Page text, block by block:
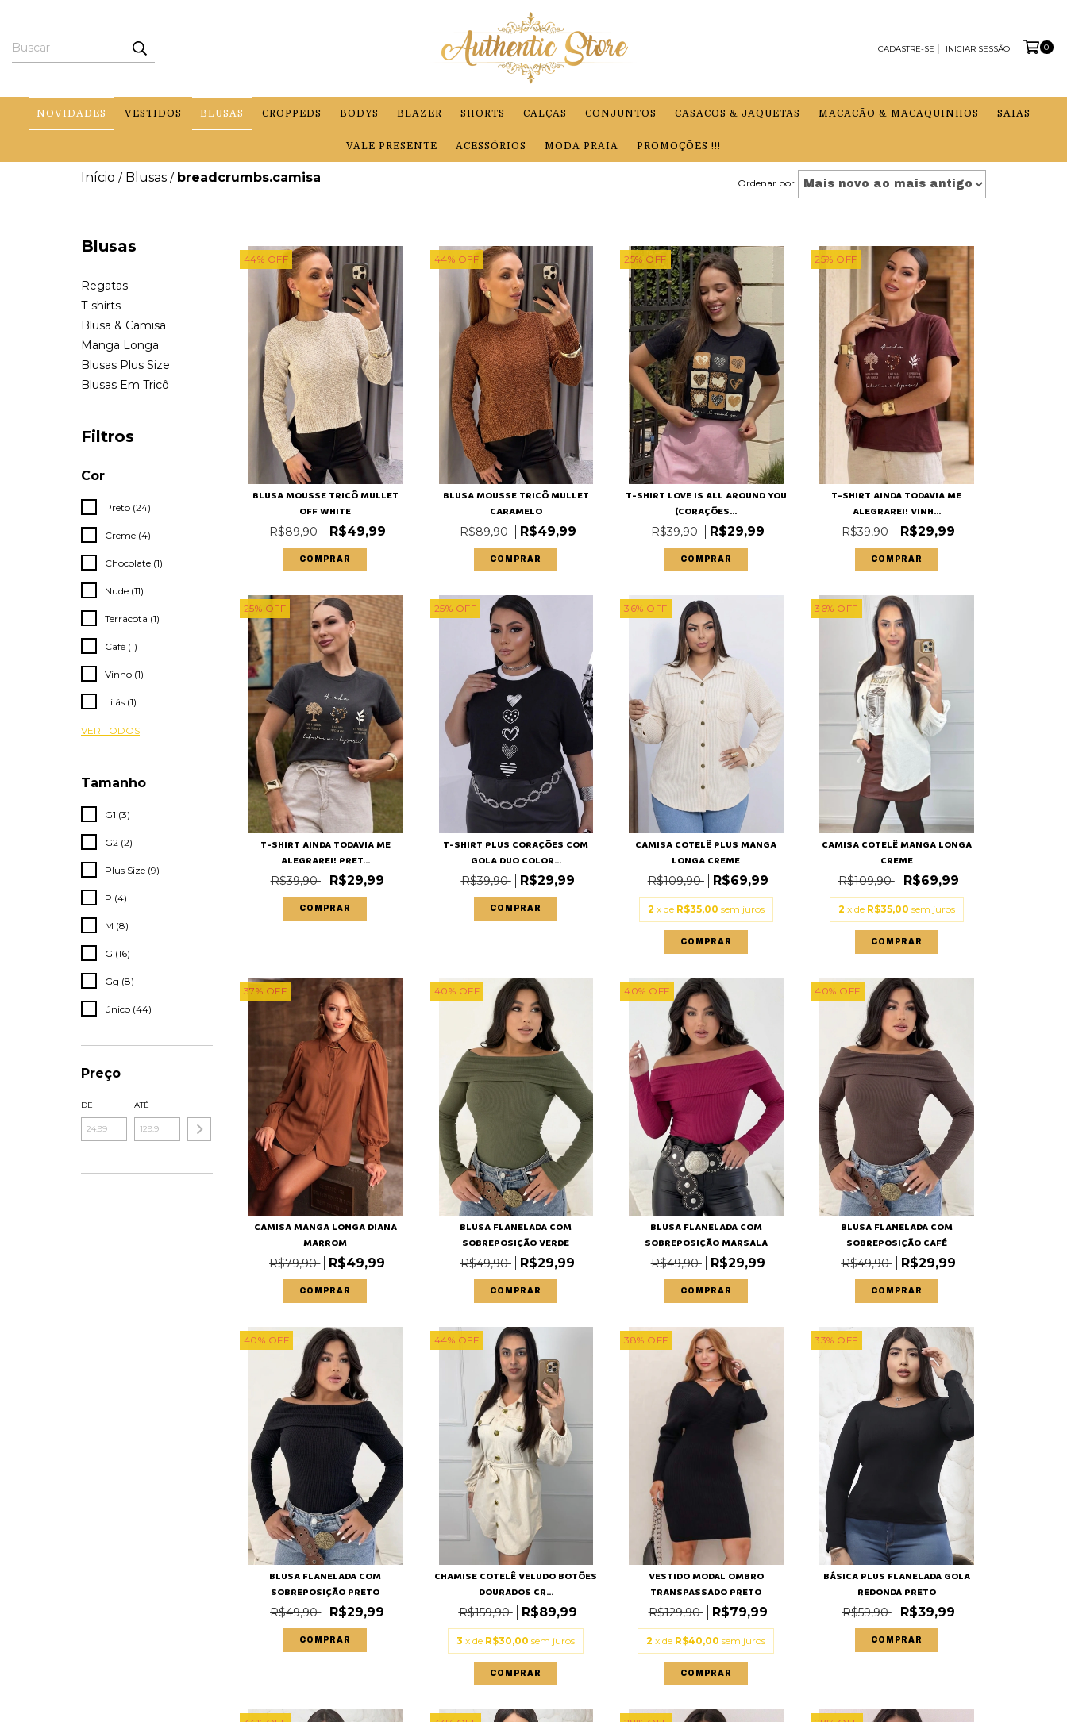
CADASTRE-SE INICIAR SESSÃO 0
NOVIDADES VESTIDOS BLUSAS CROPPEDS BODYS BLAZER SHORTS CALÇAS CONJUNTOS CASACOS & JAQUETAS MACACÃO & MACAQUINHOS SAIAS
VALE PRESENTE ACESSÓRIOS MODA PRAIA PROMOÇÕES !!!
Início / Blusas / breadcrumbs.camisa Ordenar por
Blusas
Regatas
T-shirts
Blusa & Camisa
Manga Longa
Blusas Plus Size
Blusas Em Tricô
Filtros
Cor
Preto (24)
Creme (4)
Chocolate (1)
Nude (11)
Terracota (1)
Café (1)
Vinho (1)
Lilás (1)
VER TODOS
Tamanho
G1 (3)
G2 (2)
Plus Size (9)
P (4)
M (8)
G (16)
Gg (8)
único (44)
Preço
DE ATÉ
44% OFF
BLUSA MOUSSE TRICÔ MULLET
OFF WHITE
R$89,90 R$49,99
COMPRAR
44% OFF
BLUSA MOUSSE TRICÔ MULLET
CARAMELO
R$89,90 R$49,99
COMPRAR
25% OFF
T-SHIRT LOVE IS ALL AROUND YOU
(CORAÇÕES...
R$39,90 R$29,99
COMPRAR
25% OFF
T-SHIRT AINDA TODAVIA ME
ALEGRAREI! VINH...
R$39,90 R$29,99
COMPRAR
25% OFF
T-SHIRT AINDA TODAVIA ME
ALEGRAREI! PRET...
R$39,90 R$29,99
COMPRAR
25% OFF
T-SHIRT PLUS CORAÇÕES COM
GOLA DUO COLOR...
R$39,90 R$29,99
COMPRAR
36% OFF
CAMISA COTELÊ PLUS MANGA
LONGA CREME
R$109,90 R$69,99
2 x de R$35,00 sem juros
COMPRAR
36% OFF
CAMISA COTELÊ MANGA LONGA
CREME
R$109,90 R$69,99
2 x de R$35,00 sem juros
COMPRAR
37% OFF
CAMISA MANGA LONGA DIANA
MARROM
R$79,90 R$49,99
COMPRAR
40% OFF
BLUSA FLANELADA COM
SOBREPOSIÇÃO VERDE
R$49,90 R$29,99
COMPRAR
40% OFF
BLUSA FLANELADA COM
SOBREPOSIÇÃO MARSALA
R$49,90 R$29,99
COMPRAR
40% OFF
BLUSA FLANELADA COM
SOBREPOSIÇÃO CAFÉ
R$49,90 R$29,99
COMPRAR
40% OFF
BLUSA FLANELADA COM
SOBREPOSIÇÃO PRETO
R$49,90 R$29,99
COMPRAR
44% OFF
CHAMISE COTELÊ VELUDO BOTÕES
DOURADOS CR...
R$159,90 R$89,99
3 x de R$30,00 sem juros
COMPRAR
38% OFF
VESTIDO MODAL OMBRO
TRANSPASSADO PRETO
R$129,90 R$79,99
2 x de R$40,00 sem juros
COMPRAR
33% OFF
BÁSICA PLUS FLANELADA GOLA
REDONDA PRETO
R$59,90 R$39,99
COMPRAR